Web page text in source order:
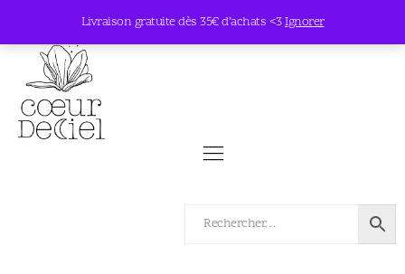
Livraison gratuite dès 35€ d’achats <3Ignorer